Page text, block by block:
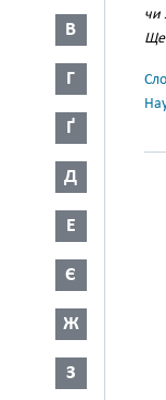
В
Г
Ґ
Д
Е
Є
Ж
З
чи
Ще